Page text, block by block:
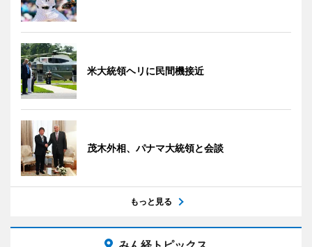
米大統領ヘリに民間機接近
茂木外相、パナマ大統領と会談
もっと見る